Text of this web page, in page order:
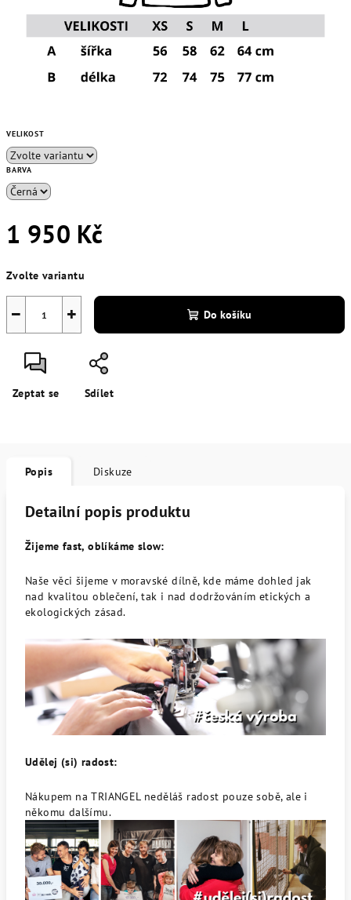
VELIKOST
BARVA
1 950 Kč
cena:
Zvolte variantu
+
− Do košíku
Zeptat se Sdílet
Popis Diskuze
Detailní popis produktu
Žijeme fast, oblíkáme slow:
Naše věci šijeme v moravské dílně, kde máme dohled jak
nad kvalitou oblečení, tak i nad dodržováním etických a
ekologických zásad.
Udělej (si) radost:
Nákupem na TRIANGEL neděláš radost pouze sobě, ale i
někomu dalšímu.